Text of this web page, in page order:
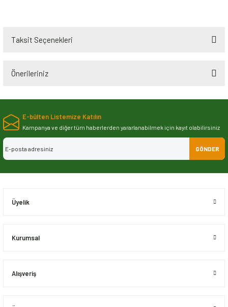
Taksit Seçenekleri
Önerileriniz
Bu ürünün fiyat bilgisi, resim, ürün açıklamalarında ve diğer konularda
iletebilirsiniz.
Görüş ve önerileriniz için teşekkür ederiz.
Ürün resmi kalitesiz, bozuk veya görüntülenemiyor.
E-bülten Listemize Katılın
Kampanya ve diğer tüm haberlerden yararlanabilmek için kayıt olabilirsiniz
GÖNDER
Üyelik
Kurumsal
Alışveriş